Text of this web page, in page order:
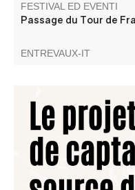
FESTIVAL ED EVENTI
Passage du Tour de
ENTREVAUX-IT
Conférence de Jean-
l'association Traces